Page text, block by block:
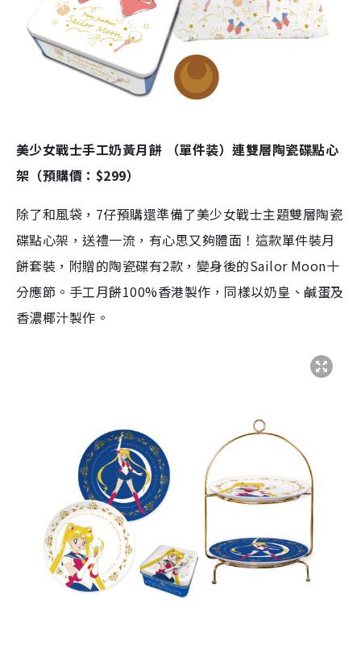
美少女戰士手工奶黃月餅 （單件装）連雙層陶瓷碟點心
架（預購價：$299）
除了和風袋，7仔預購還準備了美少女戰士主題雙層陶瓷
碟點心架，送禮一流，有心思又夠體面！這款單件裝月
餅套裝，附贈的陶瓷碟有2款，變身後的Sailor Moon十
分應節。手工月餅100%香港製作，同樣以奶皇、鹹蛋及
香濃椰汁製作。